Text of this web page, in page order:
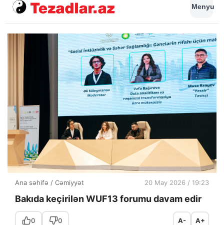
Menyu
Ana səhifə / Cəmiyyət 20 May 2026 / 19:23
Bakıda keçirilən WUF13 forumu davam edir
0 0 A- A+